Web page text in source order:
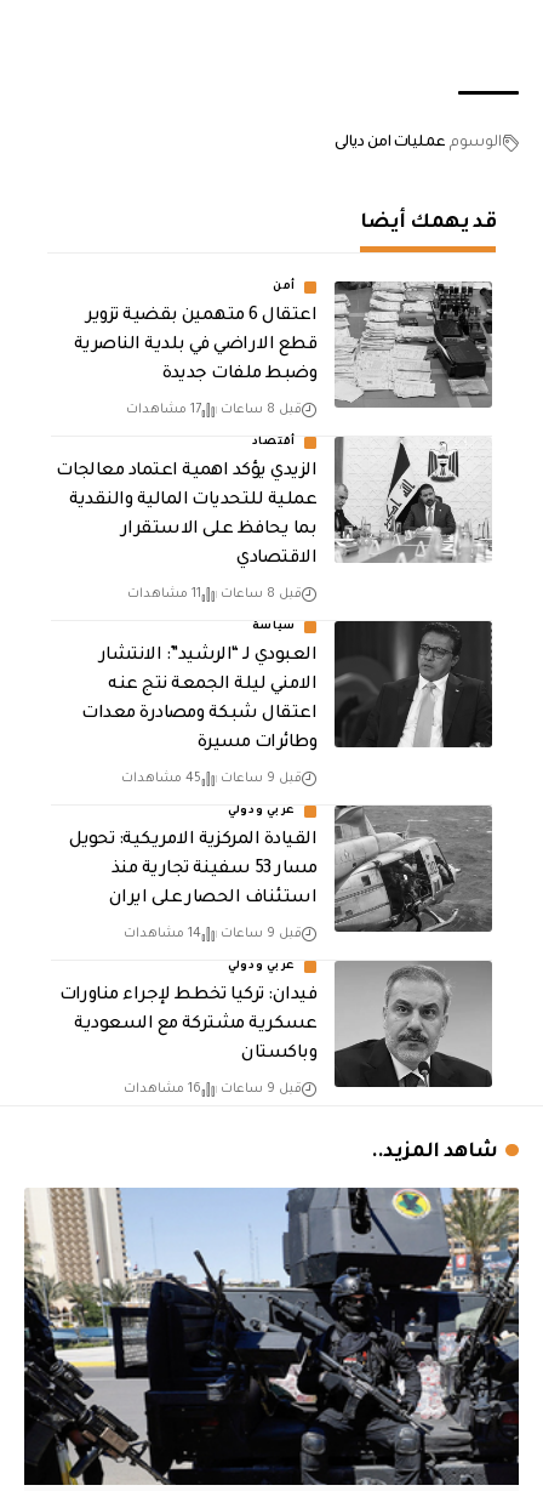
الوسوم عمليات امن ديالى
قد يهمك أيضا
أمن
اعتقال 6 متهمين بقضية تزوير
قطع الاراضي في بلدية الناصرية
وضبط ملفات جديدة
قبل 8 ساعات 17 مشاهدات
أقتصاد
الزيدي يؤكد اهمية اعتماد معالجات
عملية للتحديات المالية والنقدية
بما يحافظ على الاستقرار
الاقتصادي
قبل 8 ساعات 11 مشاهدات
سياسة
العبودي لـ “الرشيد”: الانتشار
الامني ليلة الجمعة نتج عنه
اعتقال شبكة ومصادرة معدات
وطائرات مسيرة
قبل 9 ساعات 45 مشاهدات
عربي ودولي
القيادة المركزية الامريكية: تحويل
مسار 53 سفينة تجارية منذ
استئناف الحصار على ايران
قبل 9 ساعات 14 مشاهدات
عربي ودولي
فيدان: تركيا تخطط لإجراء مناورات
عسكرية مشتركة مع السعودية
وباكستان
قبل 9 ساعات 16 مشاهدات
شاهد المزيد..